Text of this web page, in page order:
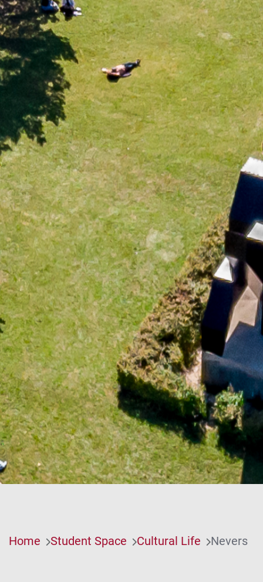
Home Student Space Cultural Life Nevers